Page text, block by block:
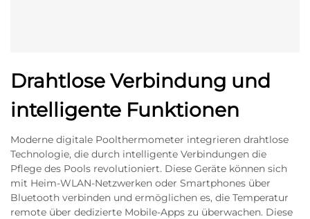
Drahtlose Verbindung und
intelligente Funktionen
Moderne digitale Poolthermometer integrieren drahtlose
Technologie, die durch intelligente Verbindungen die
Pflege des Pools revolutioniert. Diese Geräte können sich
mit Heim-WLAN-Netzwerken oder Smartphones über
Bluetooth verbinden und ermöglichen es, die Temperatur
remote über dedizierte Mobile-Apps zu überwachen. Diese